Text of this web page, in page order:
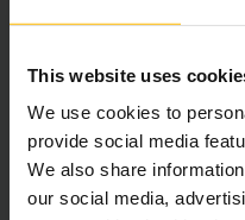
This website uses
We use cookies to
provide social media
We also share
our social media,
digitalizáció területén
köszönhetően kiváló
Dr. Lars Brzoska, a
örömmel üdvözlöm Udo
csapatunkban. Az